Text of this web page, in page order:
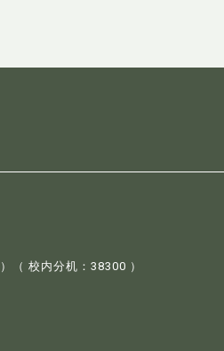
）（ 校内分机：38300 ）